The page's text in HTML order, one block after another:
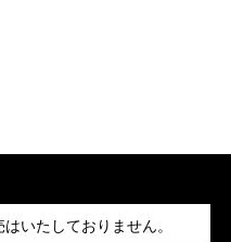
いたしておりません。